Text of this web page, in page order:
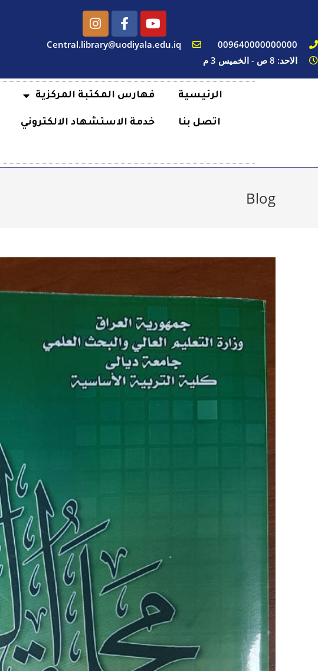
009640000000000
Central.library@uodiyala.edu.iq
الاحد: 8 ص - الخميس 3 م
الرئيسية فهارس المكتبة المركزية
اتصل بنا خدمة الاستشهاد الالكتروني
Blog